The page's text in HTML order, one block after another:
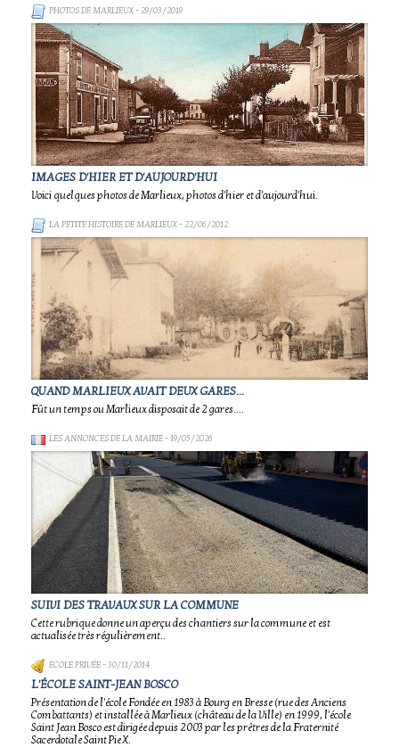
PHOTOS DE MARLIEUX- 29/03/2019
IMAGES D'HIER ET D'AUJOURD'HUI
Voici quelques photos de Marlieux, photos d'hier et d'aujourd'hui.
LA PETITE HISTOIRE DE MARLIEUX- 22/06/2012
QUAND MARLIEUX AVAIT DEUX GARES...
Fût un temps ou Marlieux disposait de 2 gares....
LES ANNONCES DE LA MAIRIE- 19/05/2026
SUIVI DES TRAVAUX SUR LA COMMUNE
Cette rubrique donne un aperçu des chantiers sur la commune et est
actualisée très régulièrement..
ECOLE PRIVÉE- 30/11/2014
L'ÉCOLE SAINT-JEAN BOSCO
Présentation de l'école Fondée en 1983 à Bourg en Bresse (rue des Anciens
Combattants) et installée à Marlieux (château de la Ville) en 1999, l'école
Saint Jean Bosco est dirigée depuis 2003 par les prêtres de la Fraternité
Sacerdotale Saint Pie X.